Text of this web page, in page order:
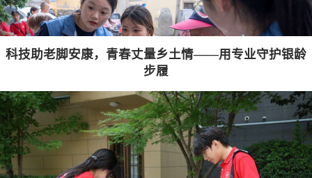
科技助老脚安康，青春丈量乡土情——用专业守护银龄
步履